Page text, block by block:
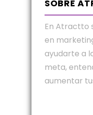
SOBRE
En Atractto
en
ayudarte a
meta,
aumentar